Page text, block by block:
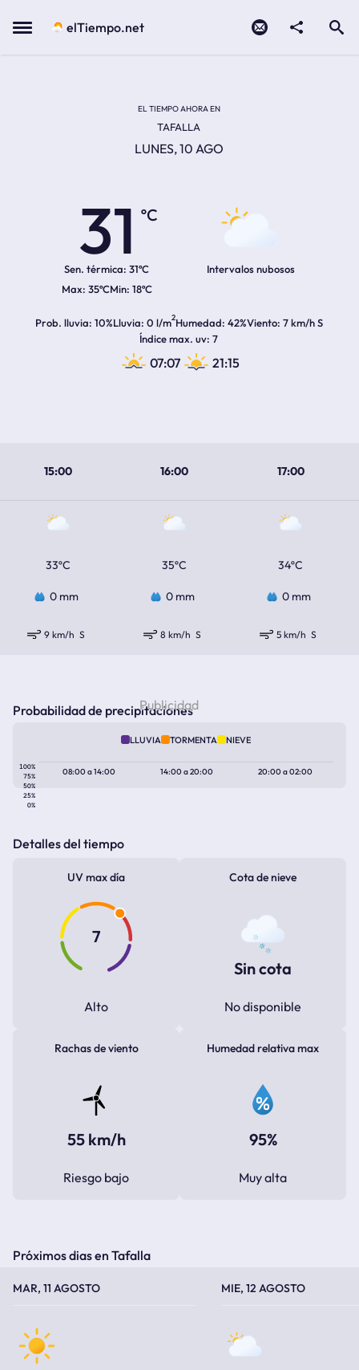
Menu elTiempo.net
EL TIEMPO AHORA EN
TAFALLA
LUNES, 10 AGO
31
ºC
Sen. térmica: 31ºC
35ºC 18ºC
Intervalos nubosos
Prob. lluvia 10%Lluvia 0 l/m2Humedad 42%Viento 7 km/h S
Índice max. uv 7
07:07 21:15
15:00 16:00 17:00
33ºC 35ºC 34ºC
0 mm 0 mm 0 mm
9 km/h S 8 km/h S 5 km/h S
Probabilidad de precipitaciones
LLUVIA TORMENTA NIEVE
100%
75%
50%
25%
0%
08:00a14:00 14:00a20:00 20:00a02:00
Detalles del tiempo
UV max día
7
Alto
Cota de nieve
Sin cota
No disponible
Rachas de viento
55 km/h
Riesgo bajo
Humedad relativa max
95%
Muy alta
Próximos dias en Tafalla
MAR, 11 AGOSTO MIE, 12 AGOSTO